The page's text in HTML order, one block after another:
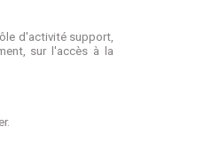
d'activité support,
sur l'accès à la